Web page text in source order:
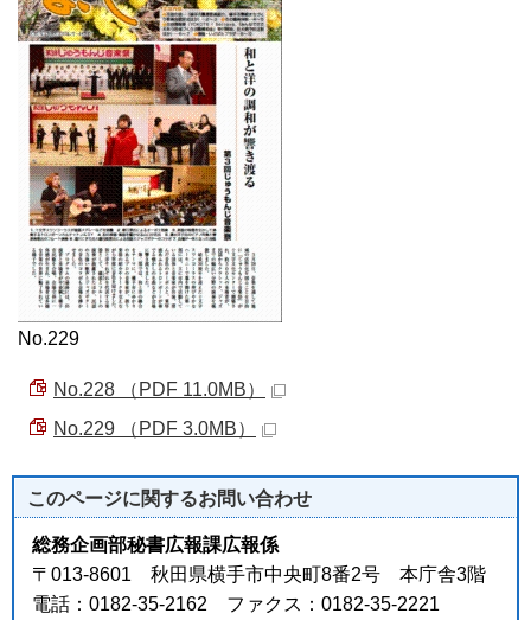
No.229
No.228 （PDF 11.0MB）
No.229 （PDF 3.0MB）
このページに関するお問い合わせ
総務企画部秘書広報課広報係
〒013-8601 秋田県横手市中央町8番2号 本庁舎3階
電話：0182-35-2162 ファクス：0182-35-2221